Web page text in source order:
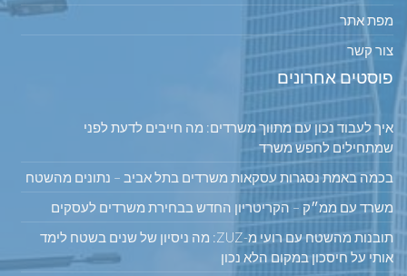
מפת אתר
צור קשר
פוסטים אחרונים
איך לעבוד נכון עם מתווך משרדים: מה חייבים לדעת לפני
שמתחילים לחפש משרד
בכמה באמת נסגרות עסקאות משרדים בתל אביב – נתונים מהשטח
משרד עם ממ״ק – הקריטריון החדש בבחירת משרדים לעסקים
תובנות מהשטח עם רועי מ-ZUZ: מה ניסיון של שנים בשטח לימד
אותי על חיסכון במקום הלא נכון